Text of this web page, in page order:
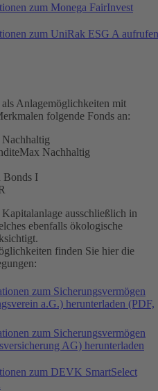
zum Monega FairInvest
zum UniRak ESG A aufrufen
Anlagemöglichkeiten mit
folgende Fonds an:
Nachhaltig
Bonds I
ausschließlich in
ebenfalls ökologische
finden Sie hier die
zum Sicherungsvermögen
a.G.) herunterladen (PDF,
zum Sicherungsvermögen
AG) herunterladen
zum DEVK SmartSelect